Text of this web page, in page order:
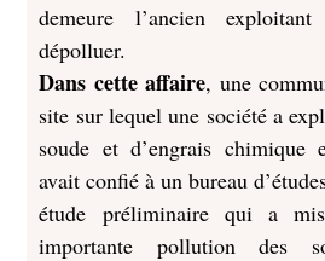
demeure l’ancien
dépolluer.
Dans cette affaire, une
site sur lequel une société a
soude et d’engrais chimique
avait confié à un bureau
étude préliminaire qui a
importante pollution des